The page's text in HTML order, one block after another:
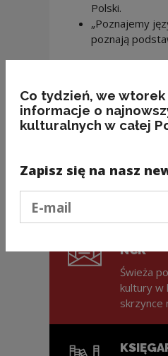
Polski.
„Poznajemy
poznają
NCK
Świeża
kultury w
skrzynce
Co tydzień, we
informacje o
kulturalnych w całej
Zapisz się na nasz